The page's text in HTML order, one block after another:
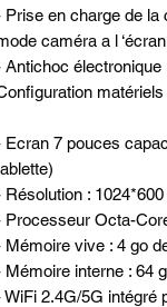
Prise en charge de la
caméra a l
Antichoc électronique
matériels
Ecran 7 pouces
Résolution :
Processeur Octa-
Mémoire vive : 4 go
Mémoire interne : 64
WiFi 2.4G/5G intégré